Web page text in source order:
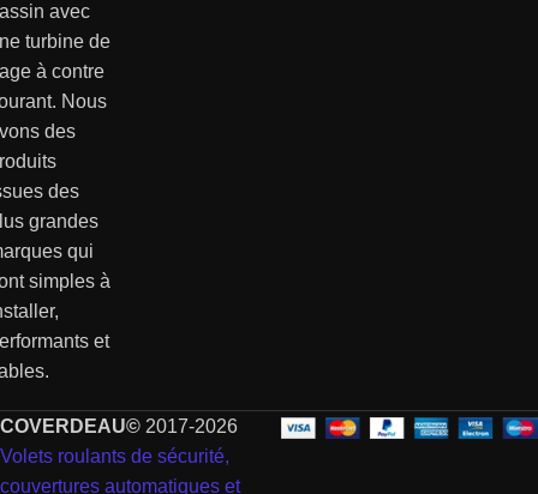
avec
turbine de
à contre
Nous
des
des
grandes
qui
simples à
et
COVERDEAU© 2017-2026
Volets roulants de sécurité,
couvertures automatiques et